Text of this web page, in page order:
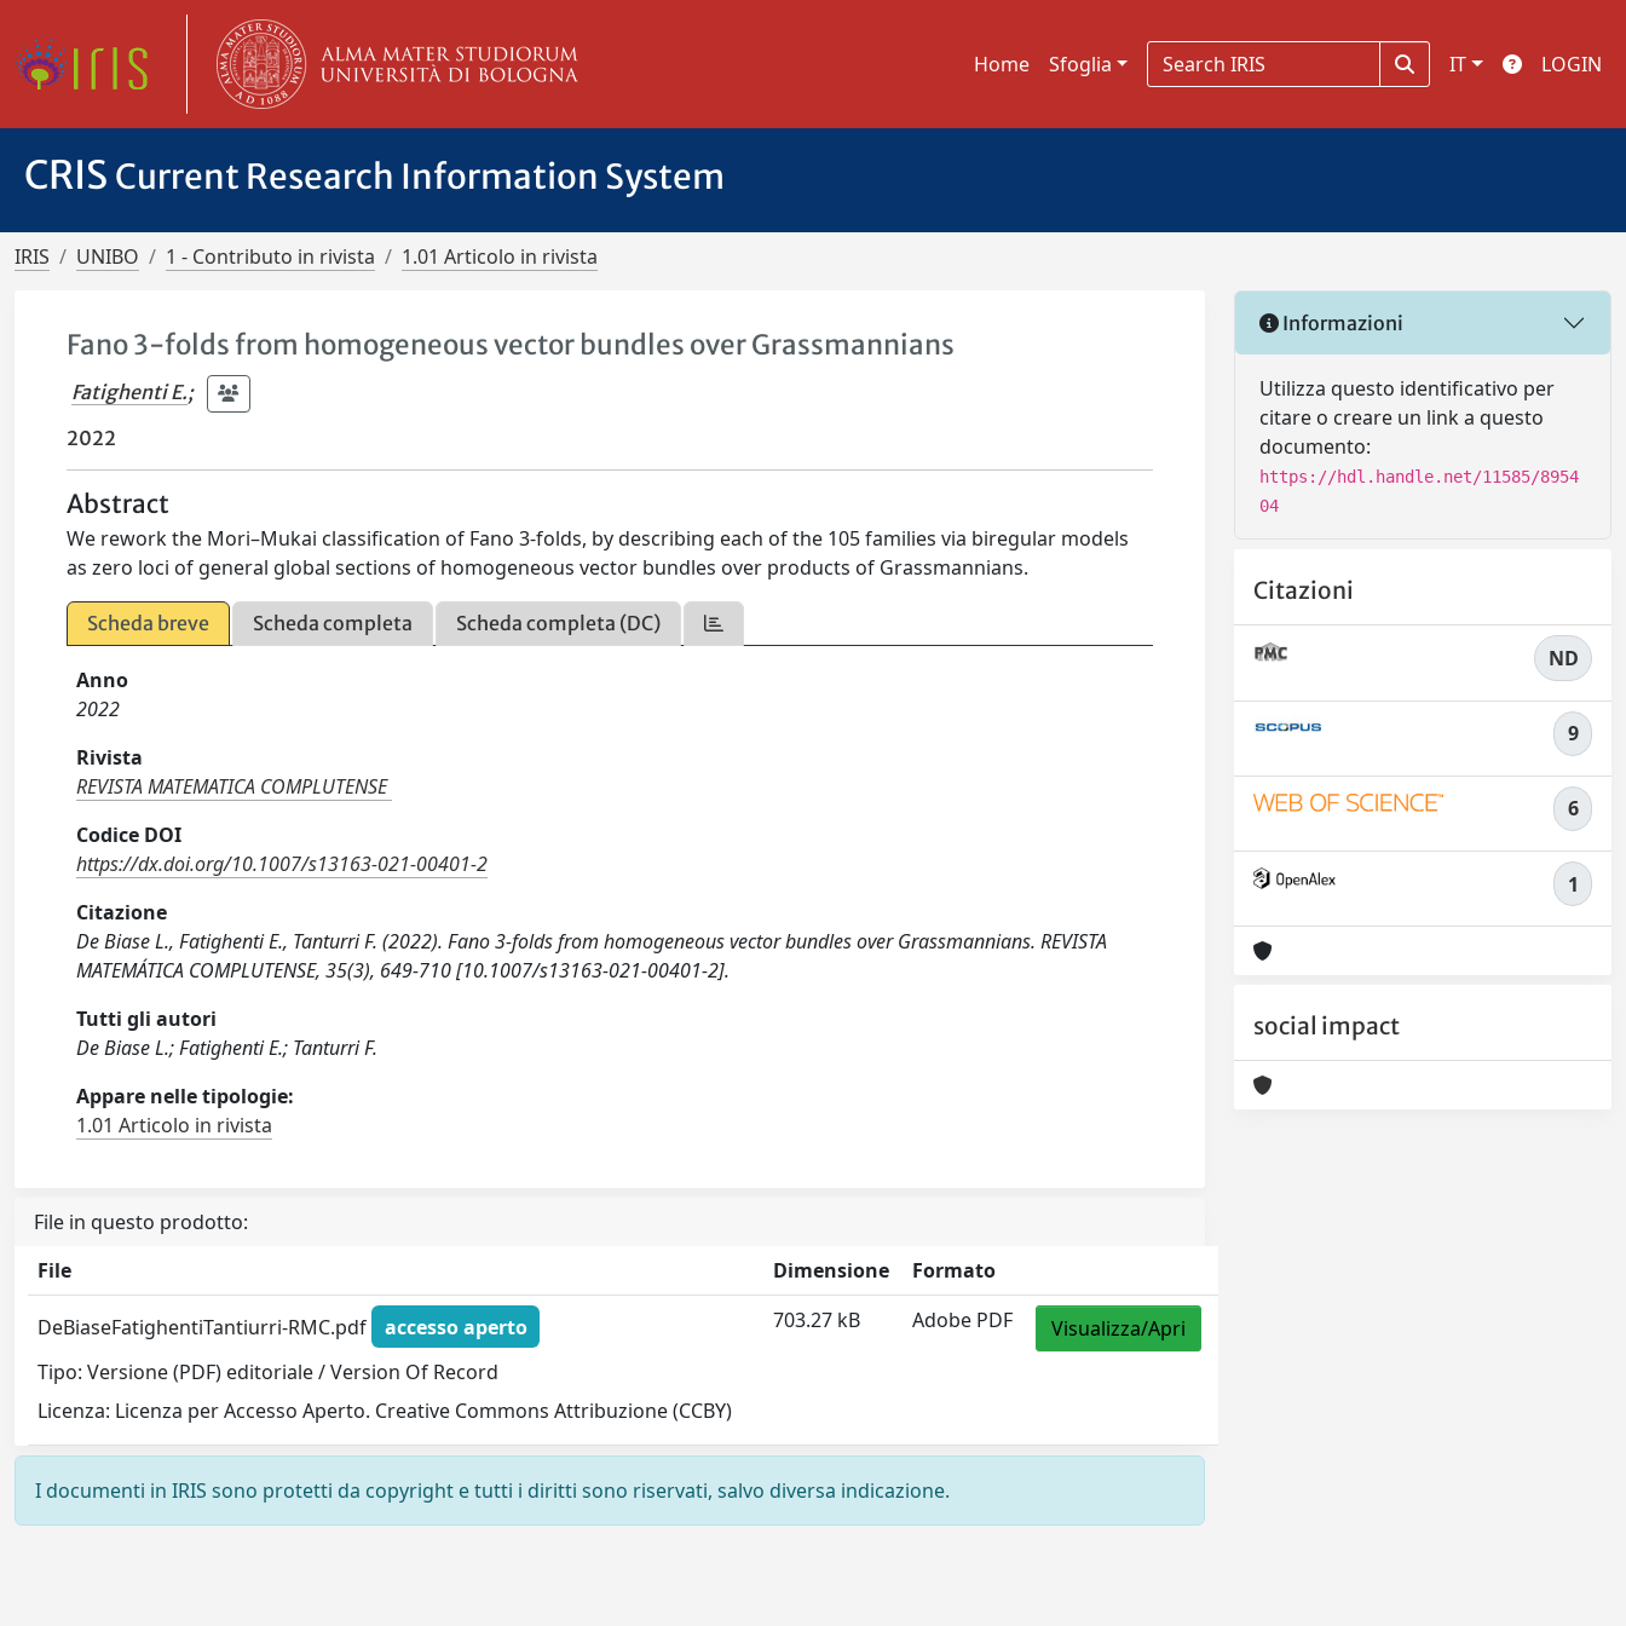
Home Sfoglia IT LOGIN
CRIS Current Research Information System
IRIS UNIBO 1 - Contributo in rivista 1.01 Articolo in rivista
Fano 3-folds from homogeneous vector bundles over Grassmannians
Fatighenti E.;
2022
Abstract
We rework the Mori–Mukai classification of Fano 3-folds, by describing each of the 105 families via biregular models
as zero loci of general global sections of homogeneous vector bundles over products of Grassmannians.
Scheda breve Scheda completa Scheda completa (DC)
Anno
2022
Rivista
REVISTA MATEMATICA COMPLUTENSE
Codice DOI
https://dx.doi.org/10.1007/s13163-021-00401-2
Citazione
De Biase L., Fatighenti E., Tanturri F. (2022). Fano 3-folds from homogeneous vector bundles over Grassmannians. REVISTA
MATEMÁTICA COMPLUTENSE, 35(3), 649-710 [10.1007/s13163-021-00401-2].
Tutti gli autori
De Biase L.; Fatighenti E.; Tanturri F.
Appare nelle tipologie:
1.01 Articolo in rivista
File in questo prodotto:
File
Dimensione Formato
DeBiaseFatighentiTantiurri-RMC.pdf
accesso aperto
Tipo: Versione (PDF) editoriale / Version Of Record
Licenza: Licenza per Accesso Aperto. Creative Commons Attribuzione (CCBY)
703.27 kB Adobe PDF Visualizza/Apri
I documenti in IRIS sono protetti da copyright e tutti i diritti sono riservati, salvo diversa indicazione.
Informazioni
Utilizza questo identificativo per
citare o creare un link a questo
documento:
https://hdl.handle.net/11585/8954
04
Citazioni
ND
9
6
1
social impact